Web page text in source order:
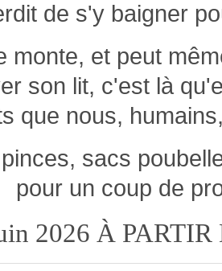
de s'y baigner
monte, et peut
son lit, c'est là
que nous,
sacs
pour un coup de
2026 À PARTIR